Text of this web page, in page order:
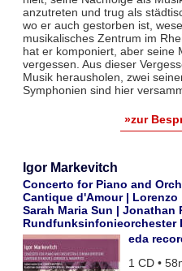
anzutreten und trug als
wo er auch gestorben ist,
musikalisches Zentrum im
hat er komponiert, aber seine
vergessen. Aus dieser
Musik herausholen, zwei
Symphonien sind hier
»zur
Igor Markevitch
Concerto for Piano and
Cantique d'Amour |
Sarah Maria Sun | Jonathan
Rundfunksinfonieorchester
eda
1 CD •